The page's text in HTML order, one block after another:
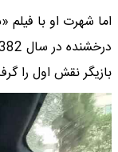
اما شهرت او با فیلم
بازیگر نقش اول را